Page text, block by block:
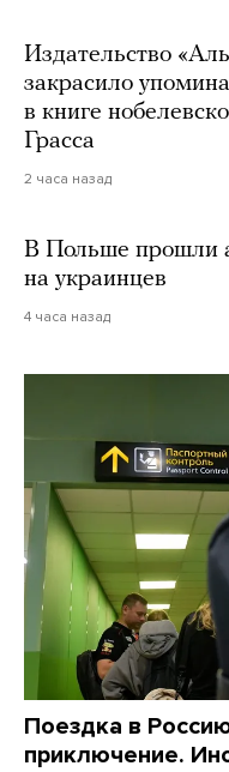
Издательство
закрасило
в книге
Грасса
2 часа назад
В Польше прошли
на украинцев
4 часа назад
Поездка в
приключение.